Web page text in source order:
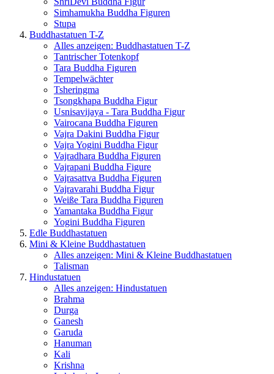
Simhamukha Buddha Figuren
Stupa
Buddhastatuen T-Z
Alles anzeigen: Buddhastatuen T-Z
Tantrischer Totenkopf
Tara Buddha Figuren
Tempelwächter
Tsheringma
Tsongkhapa Buddha Figur
Usnisavijaya - Tara Buddha Figur
Vairocana Buddha Figuren
Vajra Dakini Buddha Figur
Vajra Yogini Buddha Figur
Vajradhara Buddha Figuren
Vajrapani Buddha Figure
Vajrasattva Buddha Figuren
Vajravarahi Buddha Figur
Weiße Tara Buddha Figuren
Yamantaka Buddha Figur
Yogini Buddha Figuren
Edle Buddhastatuen
Mini & Kleine Buddhastatuen
Alles anzeigen: Mini & Kleine Buddhastatuen
Talisman
Hindustatuen
Alles anzeigen: Hindustatuen
Brahma
Durga
Ganesh
Garuda
Hanuman
Kali
Krishna